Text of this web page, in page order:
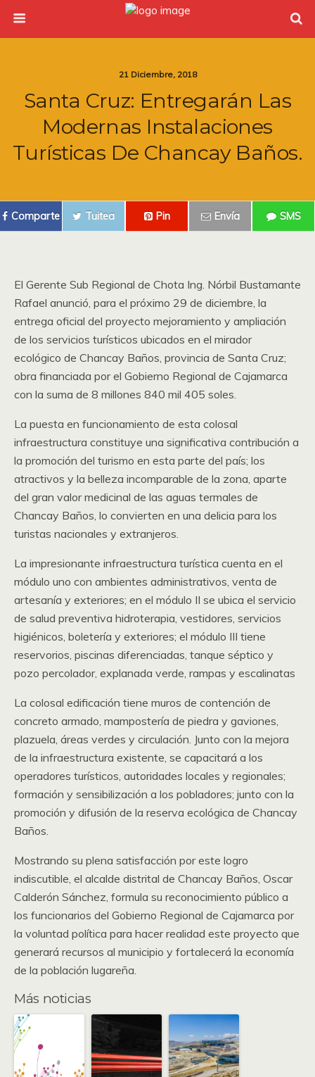
21 Diciembre, 2018
Santa Cruz: Entregarán Las
Modernas Instalaciones
Turísticas De Chancay Baños.
Comparte Tuitea Pin Envía SMS
El Gerente Sub Regional de Chota Ing. Nórbil Bustamante
Rafael anunció, para el próximo 29 de diciembre, la
entrega oficial del proyecto mejoramiento y ampliación
de los servicios turísticos ubicados en el mirador
ecológico de Chancay Baños, provincia de Santa Cruz;
obra financiada por el Gobierno Regional de Cajamarca
con la suma de 8 millones 840 mil 405 soles.
La puesta en funcionamiento de esta colosal
infraestructura constituye una significativa contribución a
la promoción del turismo en esta parte del país; los
atractivos y la belleza incomparable de la zona, aparte
del gran valor medicinal de las aguas termales de
Chancay Baños, lo convierten en una delicia para los
turistas nacionales y extranjeros.
La impresionante infraestructura turística cuenta en el
módulo uno con ambientes administrativos, venta de
artesanía y exteriores; en el módulo II se ubica el servicio
de salud preventiva hidroterapia, vestidores, servicios
higiénicos, boletería y exteriores; el módulo III tiene
reservorios, piscinas diferenciadas, tanque séptico y
pozo percolador, explanada verde, rampas y escalinatas
La colosal edificación tiene muros de contención de
concreto armado, mampostería de piedra y gaviones,
plazuela, áreas verdes y circulación. Junto con la mejora
de la infraestructura existente, se capacitará a los
operadores turísticos, autoridades locales y regionales;
formación y sensibilización a los pobladores; junto con la
promoción y difusión de la reserva ecológica de Chancay
Baños.
Mostrando su plena satisfacción por este logro
indiscutible, el alcalde distrital de Chancay Baños, Oscar
Calderón Sánchez, formula su reconocimiento público a
los funcionarios del Gobierno Regional de Cajamarca por
la voluntad política para hacer realidad este proyecto que
generará recursos al municipio y fortalecerá la economía
de la población lugareña.
Más noticias